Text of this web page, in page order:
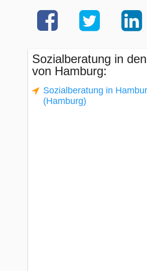
Sozialberatung in
von Hamburg:
Sozialberatung in
(Hamburg)